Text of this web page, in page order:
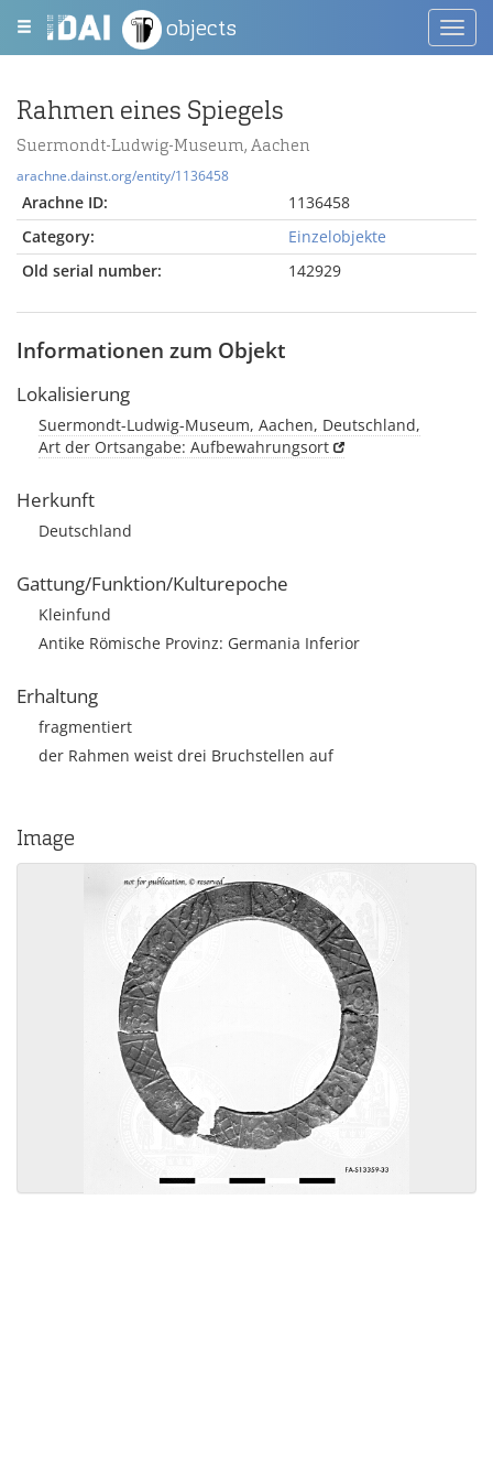
objects
Rahmen eines Spiegels
Suermondt-Ludwig-Museum, Aachen
arachne.dainst.org/entity/1136458
Arachne ID:
1136458
Category:
Einzelobjekte
Old serial number:
142929
Informationen zum Objekt
Lokalisierung
Suermondt-Ludwig-Museum, Aachen, Deutschland,
Art der Ortsangabe: Aufbewahrungsort
Herkunft
Deutschland
Gattung/Funktion/Kulturepoche
Kleinfund
Antike Römische Provinz: Germania Inferior
Erhaltung
fragmentiert
der Rahmen weist drei Bruchstellen auf
Image